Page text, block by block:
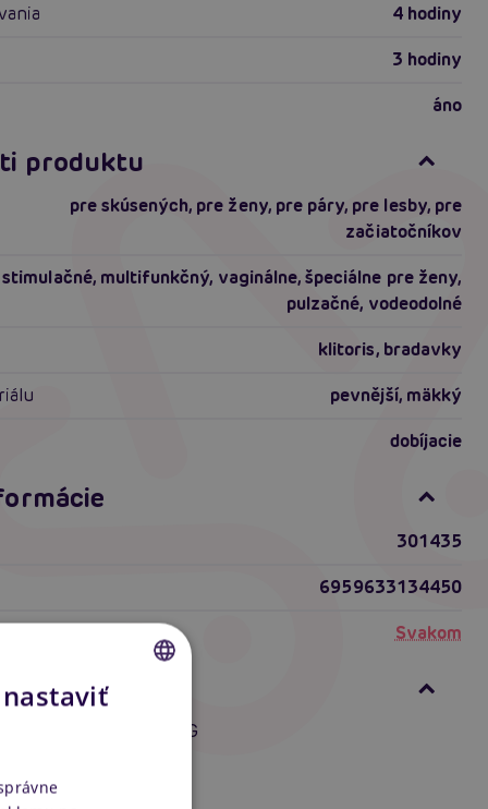
4 hodiny
3 hodiny
áno
produktu
pre skúsených, pre ženy, pre páry, pre lesby, pre
začiatočníkov
stimulačné, multifunkčný, vaginálne,špeciálne pre ženy,
pulzačné, vodeodolné
klitoris, bradavky
pevnější, mäkký
dobíjacie
301435
6959633134450
Svakom
vibrátory CZ/SK/ENG